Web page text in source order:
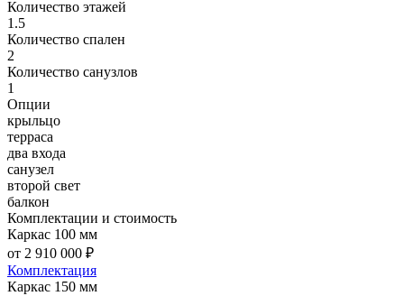
Количество этажей
1.5
Количество спален
2
Количество санузлов
1
Опции
крыльцо
терраса
два входа
санузел
второй свет
балкон
Комплектации и стоимость
Каркас 100 мм
от 2 910 000 ₽
Комплектация
Каркас 150 мм